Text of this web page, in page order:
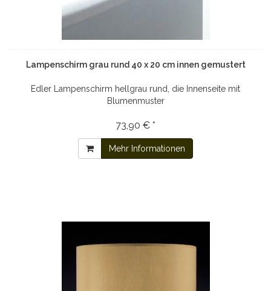
Lampenschirm grau rund 40 x 20 cm innen gemustert
Edler Lampenschirm hellgrau rund, die Innenseite mit
Blumenmuster
73,90 € *
Mehr Informationen